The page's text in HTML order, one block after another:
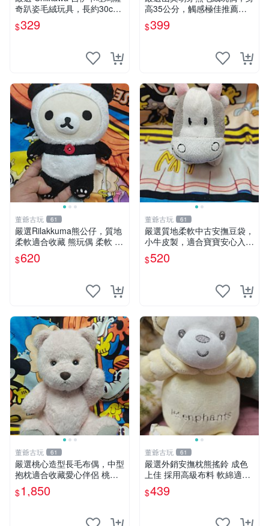
奇趴姿毛絨玩具，長約30c
m，質地超軟適合收藏 烏薩
奇 Chiikawa 毛絨 超軟
$329
高35公分，觸感極佳推薦收
藏 萌芽熊 毛絨玩偶 串珠玩偶
$399
董爺古玩 61
嚴選Rilakkuma熊公仔，質地
柔軟適合收藏 熊玩偶 柔軟 公
仔 收藏
$620
董爺古玩 61
嚴選質地柔軟中古安撫豆袋，
小牛皮製，適合寶寶安心入
眠。 安撫豆袋 小牛皮 寶寶安
撫
$520
董爺古玩 61
嚴選桃心造型長毛布偶，中型
抱枕適合收藏愛心伴侶 桃心
抱枕 布娃娃 猛咬布偶
$1,850
董爺古玩 61
嚴選外銷安撫枕熊搖鈴 成色
上佳 採用高級布料 軟綿適合
收藏 安心選購 安撫枕 熊玩具
搖鈴
$439